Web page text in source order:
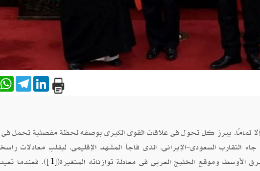
WhatsAppTelegramLinkedIn
لمامًا، يبرز كل تحول فى علاقات القوى الكبرى بوصفه لحظة مفصلية تحمل فى
التقارب السعودى-الإيرانى، الذى فاجأ المشهد الإقليمى، ليقلب معادلات
الأوسط وموقع الخليج العربى فى معادلة توازناته المتغيرة([1]). فعندما